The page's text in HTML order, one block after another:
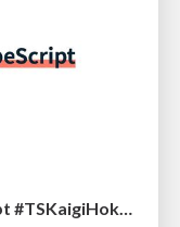
Building AI Agents with TypeScript #TSKaigiHokuriku